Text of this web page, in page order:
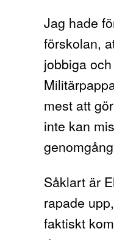
Jag hade
förskolan,
jobbiga
mest att
inte kan
Såklart är
rapade
faktiskt